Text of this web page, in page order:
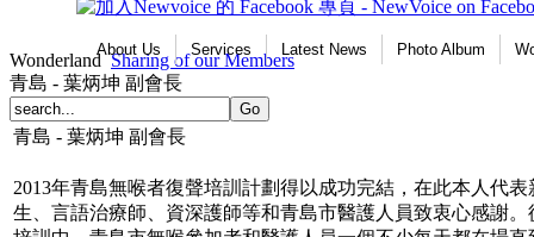
About Us Services Latest News Photo Album
Wonderland Sharing of our Members
青島 - 葉炳坤 副會長
青島 - 葉炳坤 副會長
2013年青島無喉者復聲培訓計劃得以成功完結，在此本人代
生、言語治療師、資深護師等和青島市醫護人員致衷心感謝